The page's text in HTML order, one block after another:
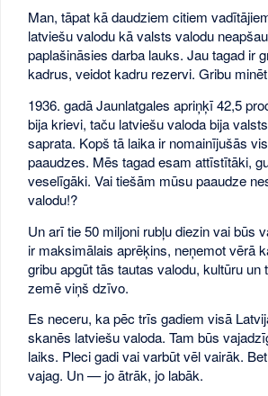
Man, tāpat kā daudziem citiem
latviešu valodu kā valsts valodu
paplašināsies darba lauks. Jau tagad ir
kadrus, veidot kadru rezervi. Gribu
1936. gadā Jaunlatgales apriņķī 42,5
bija krievi, taču latviešu valoda bija
saprata. Kopš tā laika ir nomainījušās
paaudzes. Mēs tagad esam attīstītāki,
veselīgāki. Vai tiešām mūsu paaudze
valodu!?
Un arī tie 50 miljoni rubļu diezin vai būs
ir maksimālais aprēķins, neņemot vērā
gribu apgūt tās tautas valodu, kultūru un
zemē viņš dzīvo.
Es neceru, ka pēc trīs gadiem visā
skanēs latviešu valoda. Tam būs
laiks. Pleci gadi vai varbūt vēl vairāk.
vajag. Un — jo ātrāk, jo labāk.